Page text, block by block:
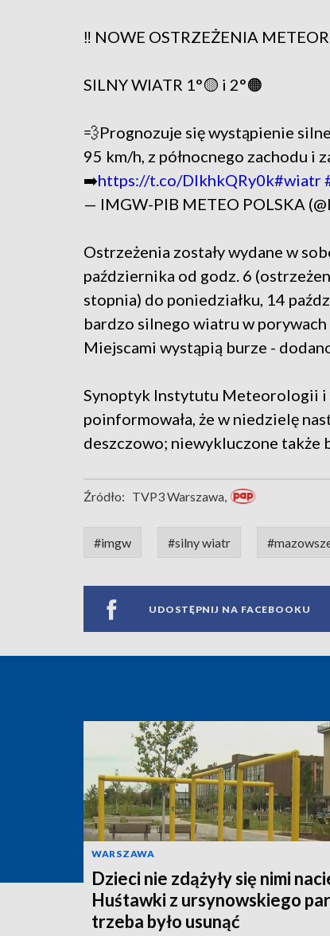
‼️ NOWE OSTRZEŻENIA
SILNY WIATR 1°🟡 i 2°🟠
💨Prognozuje się wystąpienie
95 km/h, z północnego zachodu i
➡️https://t.co/DIkhkQRy0k#wiatr
— IMGW-PIB METEO POLSKA
Ostrzeżenia zostały wydane w
października od godz. 6
stopnia) do poniedziałku, 14
bardzo silnego wiatru w
Miejscami wystąpią burze -
Synoptyk Instytutu Meteorologii i
poinformowała, że w niedzielę
deszczowo; niewykluczone także
Źródło: TVP3 Warszawa,
#imgw #silny wiatr
UDOSTĘPNIJ NA FACEBOOKU
WARSZAWA
Dzieci nie zdążyły się nimi
Huśtawki z ursynowskiego
trzeba było usunąć